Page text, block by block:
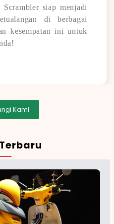
siap menjadi
di berbagai
kesempatan ini untuk
Kami